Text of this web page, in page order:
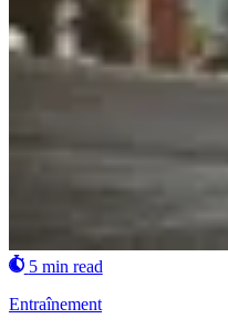
5 min read
Entraînement